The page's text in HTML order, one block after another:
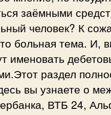
заёмными
человек? К
больная тема. И,
именовать
раздел
вы узнаете о
ВТБ 24,